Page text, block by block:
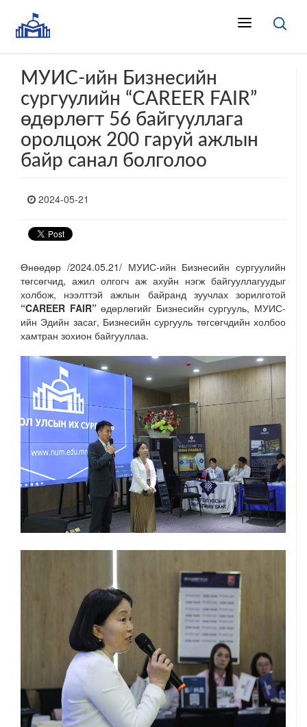
МУИС-ийн Бизнесийн
сургуулийн “CAREER FAIR”
өдөрлөгт 56 байгууллага
оролцож 200 гаруй ажлын
байр санал болголоо
2024-05-21
Өнөөдөр /2024.05.21/ МУИС-ийн Бизнесийн сургуулийн
төгсөгчид, ажил олгогч аж ахуйн нэгж байгууллагуудыг
холбож, нээлттэй ажлын байранд зуучлах зорилготой
“CAREER FAIR”өдөрлөгийг Бизнесийн сургууль, МУИС-
ийн Эдийн засаг, Бизнесийн сургууль төгсөгчдийн холбоо
хамтран зохион байгууллаа.